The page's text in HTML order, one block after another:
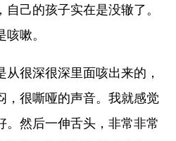
己的孩子实在是没辙了。
嗽。
很深很深里面咳出来的，
，很嘶哑的声音。我就感觉
。然后一伸舌头，非常非常